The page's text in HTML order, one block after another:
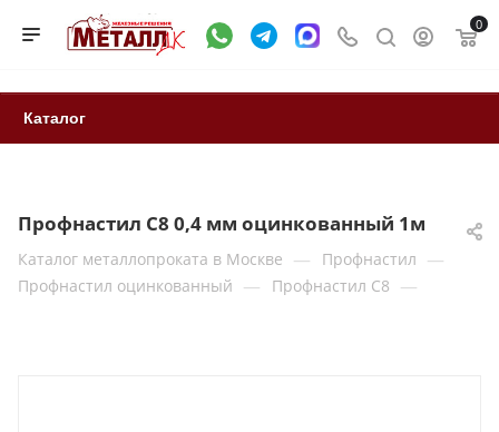
0
Каталог
Профнастил С8 0,4 мм оцинкованный 1м
Каталог металлопроката в Москве — Профнастил —
Профнастил оцинкованный — Профнастил С8 —